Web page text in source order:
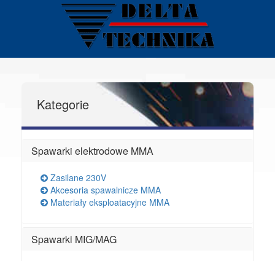
Kategorie
Spawarki elektrodowe MMA
Zasilane 230V
Akcesoria spawalnicze MMA
Materiały eksploatacyjne MMA
Spawarki MIG/MAG